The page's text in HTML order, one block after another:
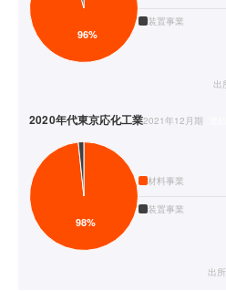
装置事業
出
2020年代東京応化工業2021年12月期
材料事業
装置事業
出所